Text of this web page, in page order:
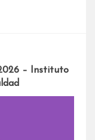
– Instituto